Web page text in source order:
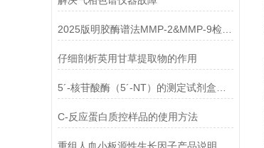
仔细剖析英用甘草提取物的作用
C-反应蛋白质控样品的使用方法